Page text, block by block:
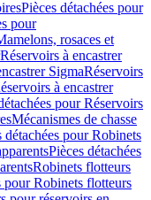
Pièces détachées pour
pour
rosaces et
Réservoirs à encastrer
SigmaRéservoirs
à encastrer
pour Réservoirs
Mécanismes de chasse
détachées pour Robinets
Pièces détachées
Robinets flotteurs
pour Robinets flotteurs